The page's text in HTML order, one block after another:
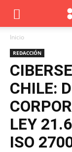
Inicio
REDACCIÓN
CHILE:
LEY
ISO